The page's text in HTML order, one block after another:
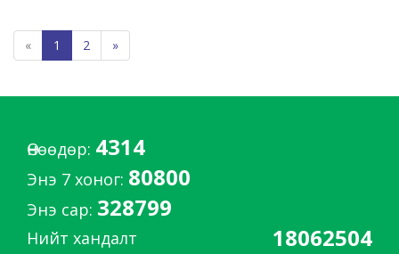
« 1 2 »
Өнөөдөр: 4314
Энэ 7 хоног: 80800
Энэ сар: 328799
Нийт хандалт 18062504